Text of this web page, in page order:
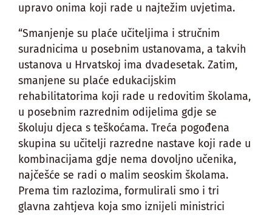
upravo onima koji rade u najtežim uvjetima.
“Smanjenje su plaće učiteljima i stručnim
suradnicima u posebnim ustanovama, a takvih
ustanova u Hrvatskoj ima dvadesetak. Zatim,
smanjene su plaće edukacijskim
rehabilitatorima koji rade u redovitim školama,
u posebnim razrednim odijelima gdje se
školuju djeca s teškoćama. Treća pogođena
skupina su učitelji razredne nastave koji rade u
kombinacijama gdje nema dovoljno učenika,
najčešće se radi o malim seoskim školama.
Prema tim razlozima, formulirali smo i tri
glavna zahtjeva koja smo iznijeli ministrici